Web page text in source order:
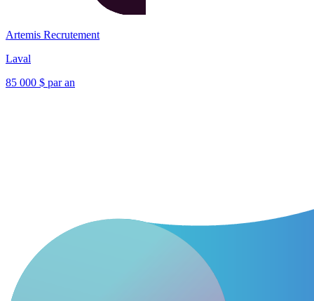
Artemis Recrutement
Laval
85 000 $ par an